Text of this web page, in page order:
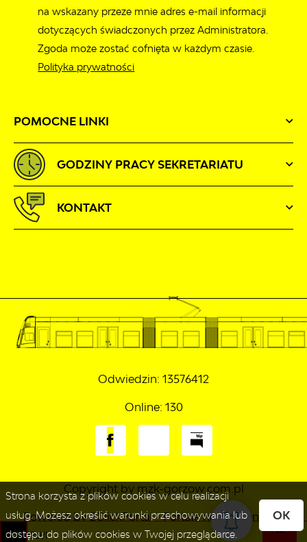
7,99zł/l
POMOCNE LINKI
na wskazany przeze mnie adres e-mail informacji
dotyczących świadczonych przez Administratora.
Zgoda może zostać cofnięta w każdym czasie.
Polityka prywatności
GODZINY PRACY SEKRETARIATU
KONTAKT
Odwiedzin: 13576412
Online: 130
Copyright by mzk-gorzow.com.pl
Powered by2ClickPortal- Portale nowej generacji
Strona korzysta z plików cookies w celu realizacji
usług. Możesz określić warunki przechowywania lub
dostępu do plików cookies w Twojej przeglądarce.
OK